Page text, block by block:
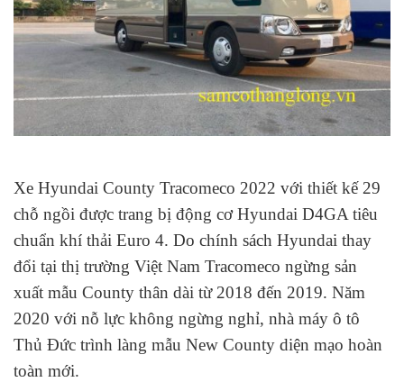
Xe Hyundai County Tracomeco 2022 với thiết kế 29
chỗ ngồi được trang bị động cơ Hyundai D4GA tiêu
chuẩn khí thải Euro 4. Do chính sách Hyundai thay
đổi tại thị trường Việt Nam Tracomeco ngừng sản
xuất mẫu County thân dài từ 2018 đến 2019. Năm
2020 với nỗ lực không ngừng nghỉ, nhà máy ô tô
Thủ Đức trình làng mẫu New County diện mạo hoàn
toàn mới.